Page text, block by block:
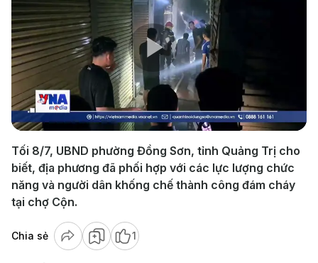
Play
Video
Tối 8/7, UBND phường Đồng Sơn, tỉnh Quảng Trị cho
biết, địa phương đã phối hợp với các lực lượng chức
năng và người dân khống chế thành công đám cháy
tại chợ Cộn.
Chia sẻ 1